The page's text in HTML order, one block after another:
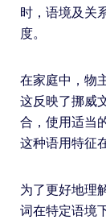
时，语境及关
度。
在家庭中，物
这反映了挪威
合，使用适当
这种语用特征
为了更好地理
词在特定语境